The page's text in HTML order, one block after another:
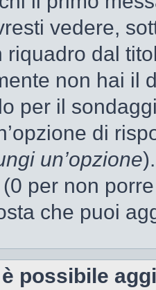
vedere,
riquadro dal
non hai il
per il
di
un’opzione
per non
che puoi
possibile